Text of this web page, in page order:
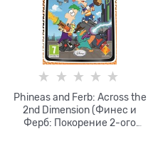
Phineas and Ferb: Across the
2nd Dimension (Финес и
Ферб: Покорение 2-ого